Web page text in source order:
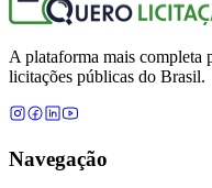
A plataforma mais completa
licitações públicas do Brasil.
Navegação